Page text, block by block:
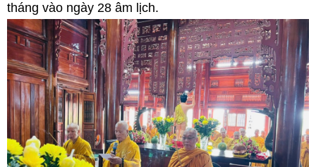
tháng vào ngày 28 âm lịch.